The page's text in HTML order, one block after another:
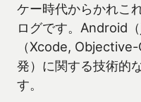
ケー時代からかれこ
ログです。Android
（Xcode,
発）に関する技術的
す。